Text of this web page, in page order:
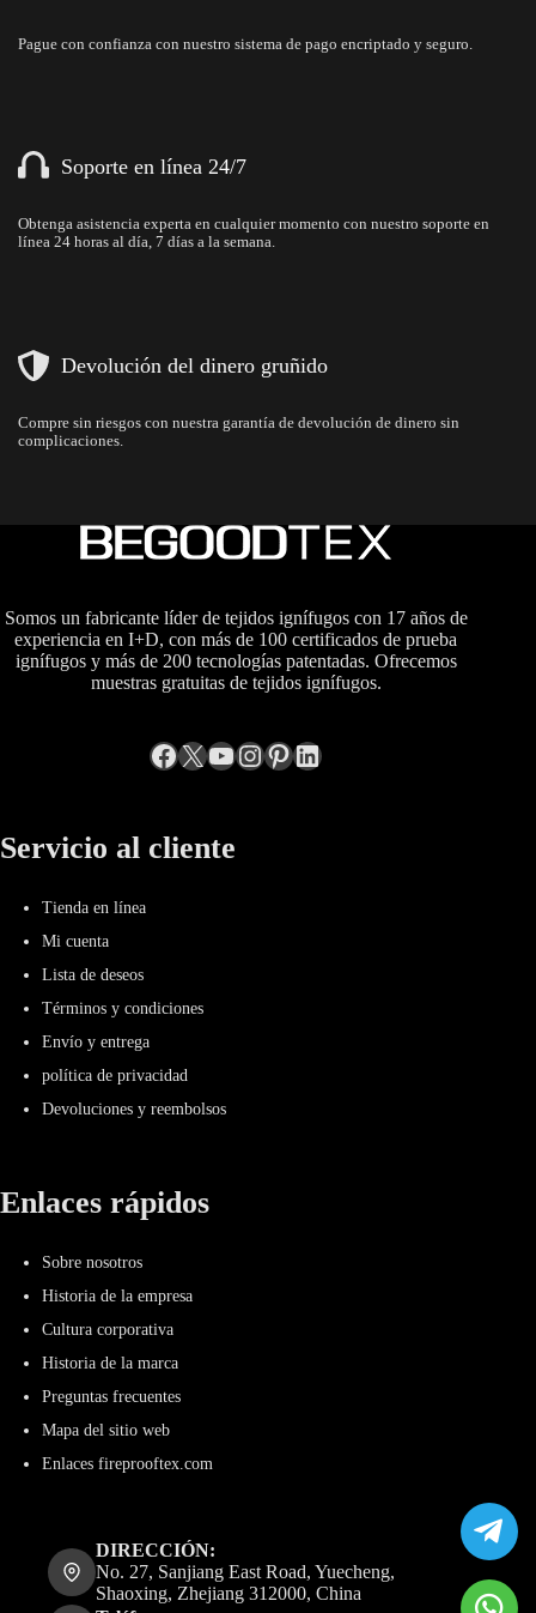
Pague con confianza con nuestro sistema de pago encriptado y seguro.
Soporte en línea 24/7
Obtenga asistencia experta en cualquier momento con nuestro soporte en
línea 24 horas al día, 7 días a la semana.
Devolución del dinero gruñido
Compre sin riesgos con nuestra garantía de devolución de dinero sin
complicaciones.
Somos un fabricante líder de tejidos ignífugos con 17 años de
experiencia en I+D, con más de 100 certificados de prueba
ignífugos y más de 200 tecnologías patentadas. Ofrecemos
muestras gratuitas de tejidos ignífugos.
Facebook
incógnita
YouTube
Instagram
Pinterest
LinkedIn
Servicio al cliente
Tienda en línea
Mi cuenta
Lista de deseos
Términos y condiciones
Envío y entrega
política de privacidad
Devoluciones y reembolsos
Enlaces rápidos
Sobre nosotros
Historia de la empresa
Cultura corporativa
Historia de la marca
Preguntas frecuentes
Mapa del sitio web
Enlaces fireprooftex.com
DIRECCIÓN:
No. 27, Sanjiang East Road, Yuecheng,
Shaoxing, Zhejiang 312000, China